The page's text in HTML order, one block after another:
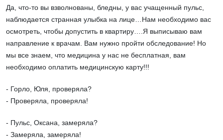
Да, что-то вы взволнованы, бледны, у вас учащенный пульс,
наблюдается странная улыбка на лице…Нам необходимо вас
осмотреть, чтобы допустить в квартиру….Я выписываю вам
направление к врачам. Вам нужно пройти обследование! Но
мы все знаем, что медицина у нас не бесплатная, вам
необходимо оплатить медицинскую карту!!!
- Горло, Юля, проверяла?
- Проверяла, проверяла!
- Пульс, Оксана, замеряла?
- Замеряла, замеряла!